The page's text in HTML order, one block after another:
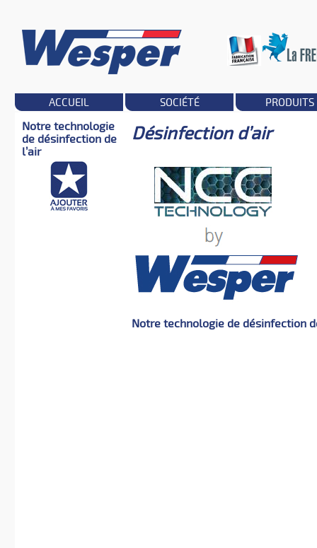
ACCUEIL SOCIÉTÉ PRODUITS
Notre technologie
de désinfection de
l’air
Désinfection d’air
Notre technologie de désinfection